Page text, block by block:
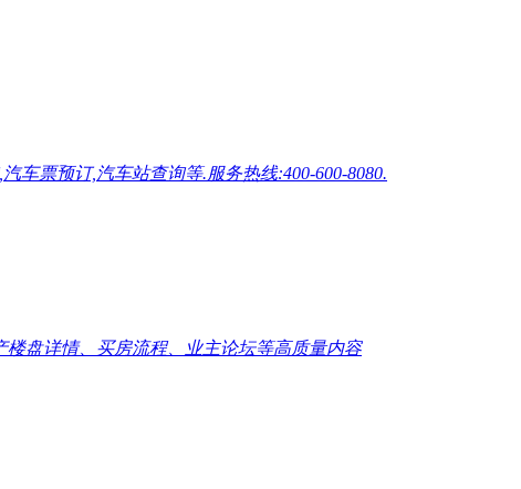
车票预订,汽车站查询等.服务热线:400-600-8080.
盘详情、买房流程、业主论坛等高质量内容